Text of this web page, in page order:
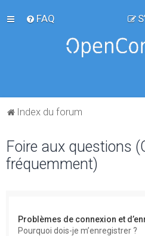
FAQ
Index du forum
Foire aux questions
fréquemment)
Problèmes de connexion et
Pourquoi dois-je m’enregistrer ?